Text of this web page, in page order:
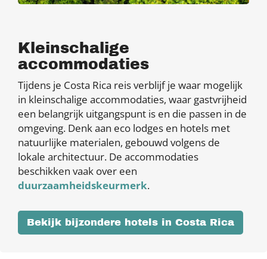
Kleinschalige
accommodaties
Tijdens je Costa Rica reis verblijf je waar mogelijk
in kleinschalige accommodaties, waar gastvrijheid
een belangrijk uitgangspunt is en die passen in de
omgeving. Denk aan eco lodges en hotels met
natuurlijke materialen, gebouwd volgens de
lokale architectuur. De accommodaties
beschikken vaak over een
duurzaamheidskeurmerk.
Bekijk bijzondere hotels in Costa Rica